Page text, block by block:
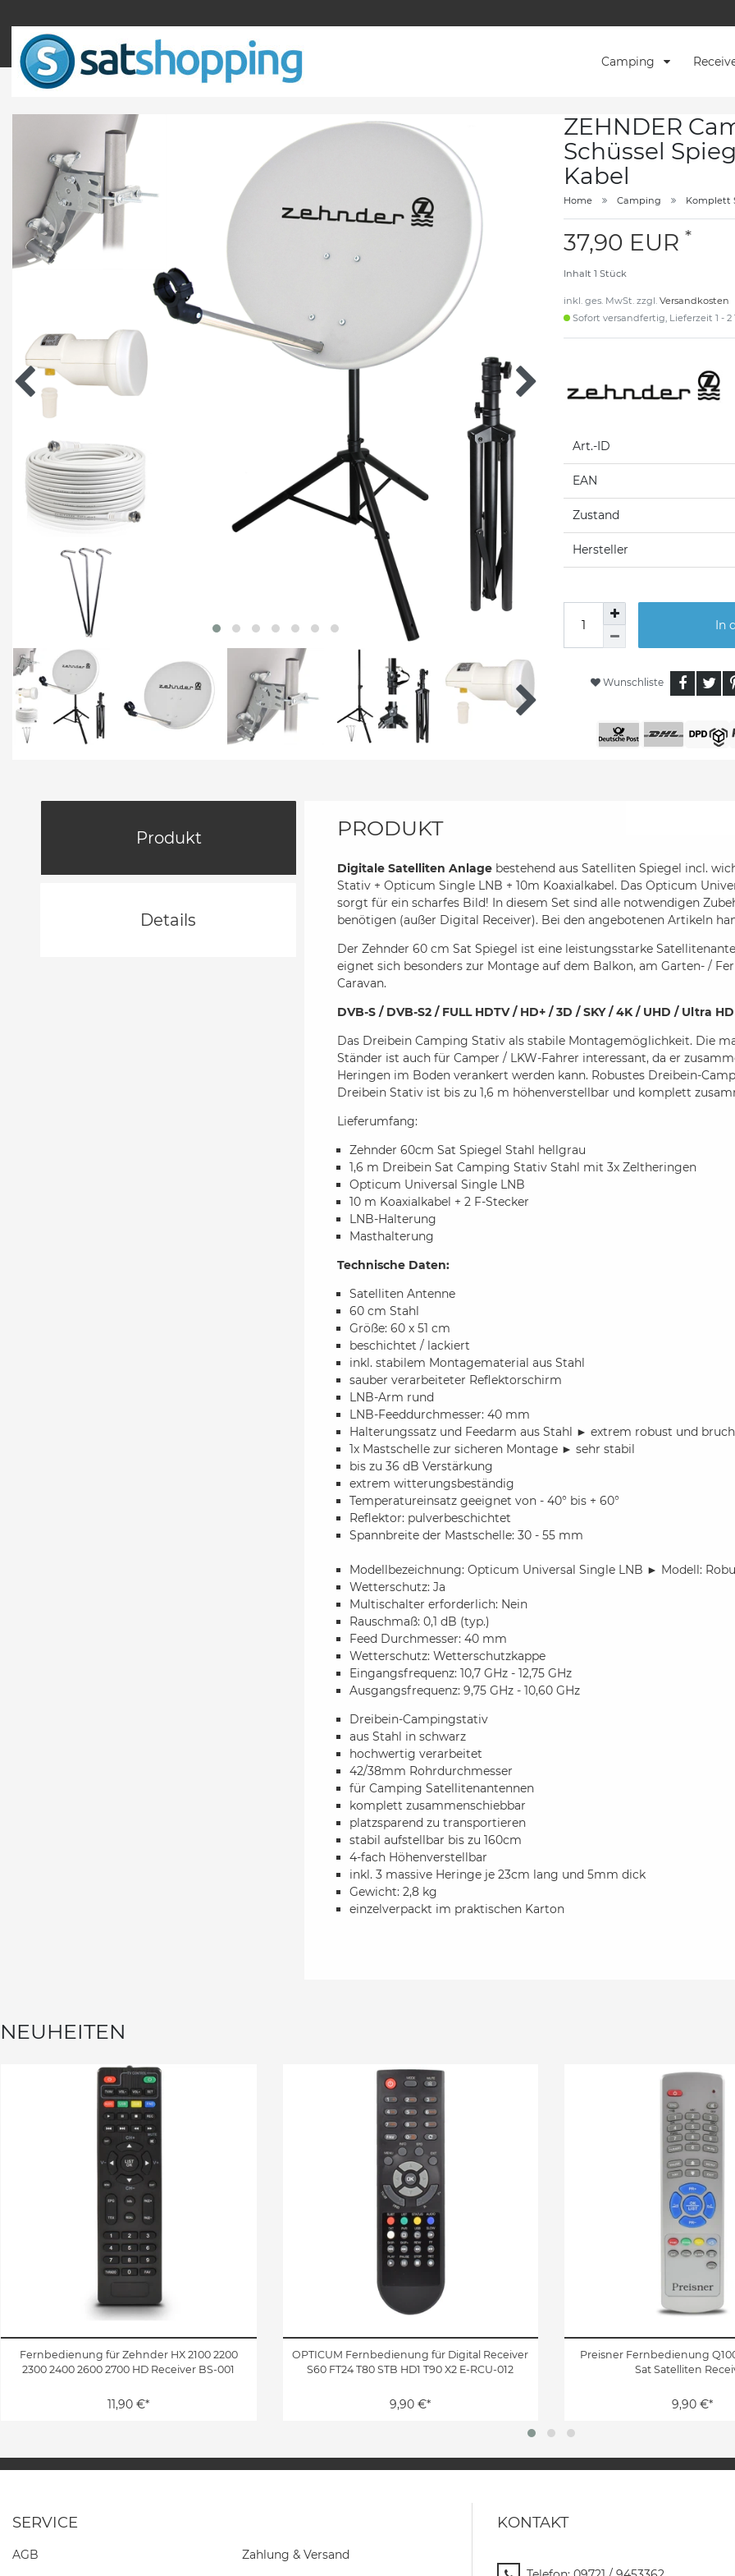
Camping
ZEHNDER
Schüssel
Kabel
Home Camping Komplett
37,90 EUR *
Inhalt 1 Stück
inkl. ges. MwSt. zzgl. Versandkosten
Sofort versandfertig, Lieferzeit 1 - 2
Art.-ID
EAN
Zustand
Hersteller
In
Wunschliste
Produkt
Details
PRODUKT
Digitale Satelliten Anlage bestehend aus Satelliten Spiegel incl.
Stativ + Opticum Single LNB + 10m Koaxialkabel. Das Opticum
sorgt für ein scharfes Bild! In diesem Set sind alle notwendigen
benötigen (außer Digital Receiver). Bei den angebotenen Artikeln
Der Zehnder 60 cm Sat Spiegel ist eine leistungsstarke
eignet sich besonders zur Montage auf dem Balkon, am Garten- /
Caravan.
DVB-S / DVB-S2 / FULL HDTV / HD+ / 3D / SKY / 4K / UHD / Ultra
Das Dreibein Camping Stativ als stabile Montagemöglichkeit. Die
Ständer ist auch für Camper / LKW-Fahrer interessant, da er
Heringen im Boden verankert werden kann. Robustes Dreibein-
Dreibein Stativ ist bis zu 1,6 m höhenverstellbar und komplett
Lieferumfang:
Zehnder 60cm Sat Spiegel Stahl hellgrau
1,6 m Dreibein Sat Camping Stativ Stahl mit 3x Zeltheringen
Opticum Universal Single LNB
10 m Koaxialkabel + 2 F-Stecker
LNB-Halterung
Masthalterung
Technische Daten:
Satelliten Antenne
60 cm Stahl
Größe: 60 x 51 cm
beschichtet / lackiert
inkl. stabilem Montagematerial aus Stahl
sauber verarbeiteter Reflektorschirm
LNB-Arm rund
LNB-Feeddurchmesser: 40 mm
Halterungssatz und Feedarm aus Stahl ► extrem robust und
1x Mastschelle zur sicheren Montage ► sehr stabil
bis zu 36 dB Verstärkung
extrem witterungsbeständig
Temperatureinsatz geeignet von - 40° bis + 60°
Reflektor: pulverbeschichtet
Spannbreite der Mastschelle: 30 - 55 mm
Modellbezeichnung: Opticum Universal Single LNB ► Modell:
Wetterschutz: Ja
Multischalter erforderlich: Nein
Rauschmaß: 0,1 dB (typ.)
Feed Durchmesser: 40 mm
Wetterschutz: Wetterschutzkappe
Eingangsfrequenz: 10,7 GHz - 12,75 GHz
Ausgangsfrequenz: 9,75 GHz - 10,60 GHz
Dreibein-Campingstativ
aus Stahl in schwarz
hochwertig verarbeitet
42/38mm Rohrdurchmesser
für Camping Satellitenantennen
komplett zusammenschiebbar
platzsparend zu transportieren
stabil aufstellbar bis zu 160cm
4-fach Höhenverstellbar
inkl. 3 massive Heringe je 23cm lang und 5mm dick
Gewicht: 2,8 kg
einzelverpackt im praktischen Karton
NEUHEITEN
Fernbedienung für Zehnder HX 2100 2200
2300 2400 2600 2700 HD Receiver BS-001
11,90 €*
OPTICUM Fernbedienung für Digital Receiver
S60 FT24 T80 STB HD1 T90 X2 E-RCU-012
9,90 €*
Preisner Fernbedienung
Sat Satelliten
9,90 €*
SERVICE
AGB
Zahlung & Versand
KONTAKT